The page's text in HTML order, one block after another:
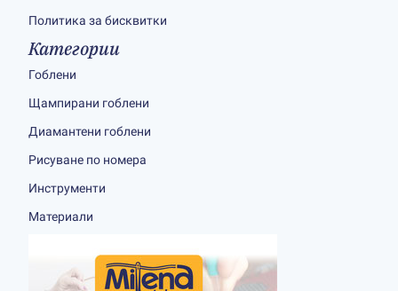
Политика за бисквитки
Категории
Гоблени
Щампирани гоблени
Диамантени гоблени
Рисуване по номера
Инструменти
Материали